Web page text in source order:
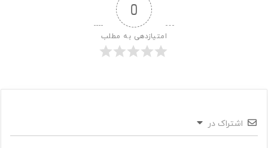
0
امتیازدهی به مطلب
اشتراک در